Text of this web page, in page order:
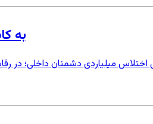
به
اختلاس میلیاردی دشمنان داخلی؛ در